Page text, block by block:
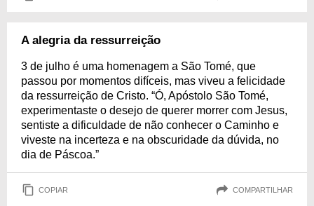
A alegria da ressurreição
3 de julho é uma homenagem a São Tomé, que
passou por momentos difíceis, mas viveu a felicidade
da ressurreição de Cristo. “Ó, Apóstolo São Tomé,
experimentaste o desejo de querer morrer com Jesus,
sentiste a dificuldade de não conhecer o Caminho e
viveste na incerteza e na obscuridade da dúvida, no
dia de Páscoa.”
COPIAR COMPARTILHAR